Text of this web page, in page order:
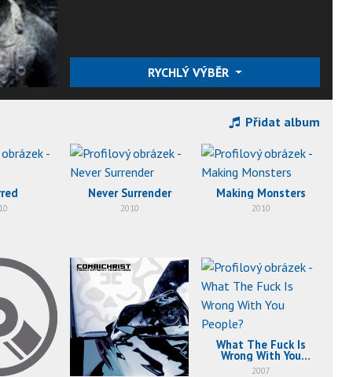
RYCHLÝ VÝBĚR
Přidat album
Never Surrender
2010
Making Monsters
2010
What The Fuck Is
Wrong With You
People?
2007